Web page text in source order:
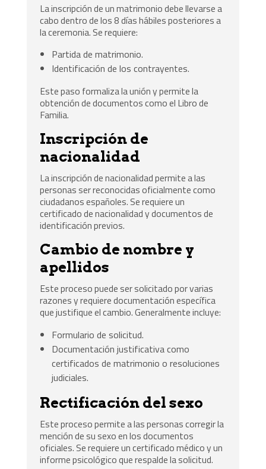
La inscripción de un matrimonio debe llevarse a
cabo dentro de los 8 días hábiles posteriores a
la ceremonia. Se requiere:
Partida de matrimonio.
Identificación de los contrayentes.
Este paso formaliza la unión y permite la
obtención de documentos como el Libro de
Familia.
Inscripción de
nacionalidad
La inscripción de nacionalidad permite a las
personas ser reconocidas oficialmente como
ciudadanos españoles. Se requiere un
certificado de nacionalidad y documentos de
identificación previos.
Cambio de nombre y
apellidos
Este proceso puede ser solicitado por varias
razones y requiere documentación específica
que justifique el cambio. Generalmente incluye:
Formulario de solicitud.
Documentación justificativa como
certificados de matrimonio o resoluciones
judiciales.
Rectificación del sexo
Este proceso permite a las personas corregir la
mención de su sexo en los documentos
oficiales. Se requiere un certificado médico y un
informe psicológico que respalde la solicitud.